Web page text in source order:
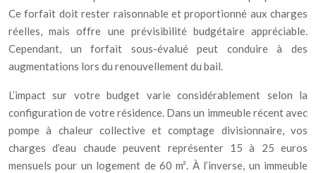
Ce forfait doit rester raisonnable et proportionné aux charges
réelles, mais offre une prévisibilité budgétaire appréciable.
Cependant, un forfait sous-évalué peut conduire à des
augmentations lors du renouvellement du bail.
L’impact sur votre budget varie considérablement selon la
configuration de votre résidence. Dans un immeuble récent avec
pompe à chaleur collective et comptage divisionnaire, vos
charges d’eau chaude peuvent représenter 15 à 25 euros
mensuels pour un logement de 60 m². À l’inverse, un immeuble